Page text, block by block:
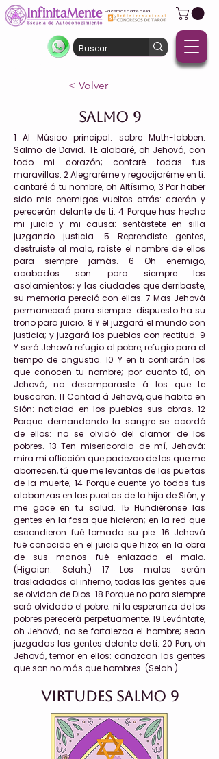
Hacemos parte de la
< Volver
Salmo 9
1 Al Músico principal: sobre Muth-labben:
Salmo de David. TE alabaré, oh Jehová, con
todo mi corazón; contaré todas tus
maravillas. 2 Alegraréme y regocijaréme en ti:
cantaré á tu nombre, oh Altísimo; 3 Por haber
sido mis enemigos vueltos atrás: caerán y
perecerán delante de ti. 4 Porque has hecho
mi juicio y mi causa: sentástete en silla
juzgando justicia. 5 Reprendiste gentes,
destruiste al malo, raíste el nombre de ellos
para siempre jamás. 6 Oh enemigo,
acabados son para siempre los
asolamientos; y las ciudades que derribaste,
su memoria pereció con ellas. 7 Mas Jehová
permanecerá para siempre: dispuesto ha su
trono para juicio. 8 Y él juzgará el mundo con
justicia; y juzgará los pueblos con rectitud. 9
Y será Jehová refugio al pobre, refugio para el
tiempo de angustia. 10 Y en ti confiarán los
que conocen tu nombre; por cuanto tú, oh
Jehová, no desamparaste á los que te
buscaron. 11 Cantad á Jehová, que habita en
Sión: noticiad en los pueblos sus obras. 12
Porque demandando la sangre se acordó
de ellos: no se olvidó del clamor de los
pobres. 13 Ten misericordia de mí, Jehová:
mira mi aflicción que padezco de los que me
aborrecen, tú que me levantas de las puertas
de la muerte; 14 Porque cuente yo todas tus
alabanzas en las puertas de la hija de Sión, y
me goce en tu salud. 15 Hundiéronse las
gentes en la fosa que hicieron; en la red que
escondieron fué tomado su pie. 16 Jehová
fué conocido en el juicio que hizo; en la obra
de sus manos fué enlazado el malo.
(Higaion. Selah.) 17 Los malos serán
trasladados al infierno, todas las gentes que
se olvidan de Dios. 18 Porque no para siempre
será olvidado el pobre; ni la esperanza de los
pobres perecerá perpetuamente. 19 Levántate,
oh Jehová; no se fortalezca el hombre; sean
juzgadas las gentes delante de ti. 20 Pon, oh
Jehová, temor en ellos: conozcan las gentes
que son no más que hombres. (Selah.)
Virtudes Salmo 9